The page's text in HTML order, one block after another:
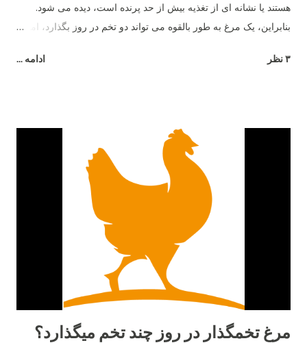
هستند یا نشانه ای از تغذیه بیش از حد پرنده است، دیده می شود.
بنابراین، یک مرغ به طور بالقوه می تواند دو تخم در روز بگذارد، اما نه
۳ نظر ادامه ...
مرغ تخمگذار در روز چند تخم میگذارد؟